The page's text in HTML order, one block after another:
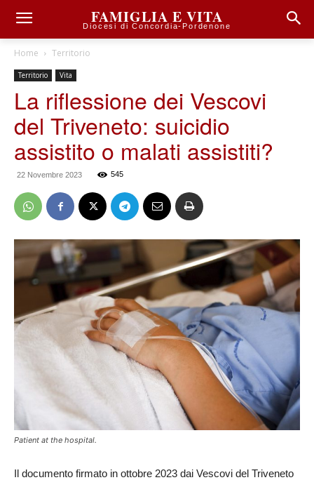
FAMIGLIA E VITA
Diocesi di Concordia-Pordenone
Home Territorio
Territorio Vita
La riflessione dei Vescovi
del Triveneto: suicidio
assistito o malati assistiti?
22 Novembre 2023 545
Patient at the hospital.
Il documento firmato in ottobre 2023 dai Vescovi del Triveneto